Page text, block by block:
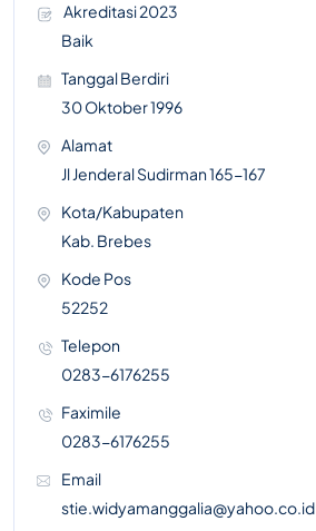
Akreditasi 2023
Baik
Tanggal Berdiri
30 Oktober 1996
Alamat
Jl Jenderal Sudirman 165-167
Kota/Kabupaten
Kab. Brebes
Kode Pos
52252
Telepon
0283-6176255
Faximile
0283-6176255
Email
stie.widyamanggalia@yahoo.co.id